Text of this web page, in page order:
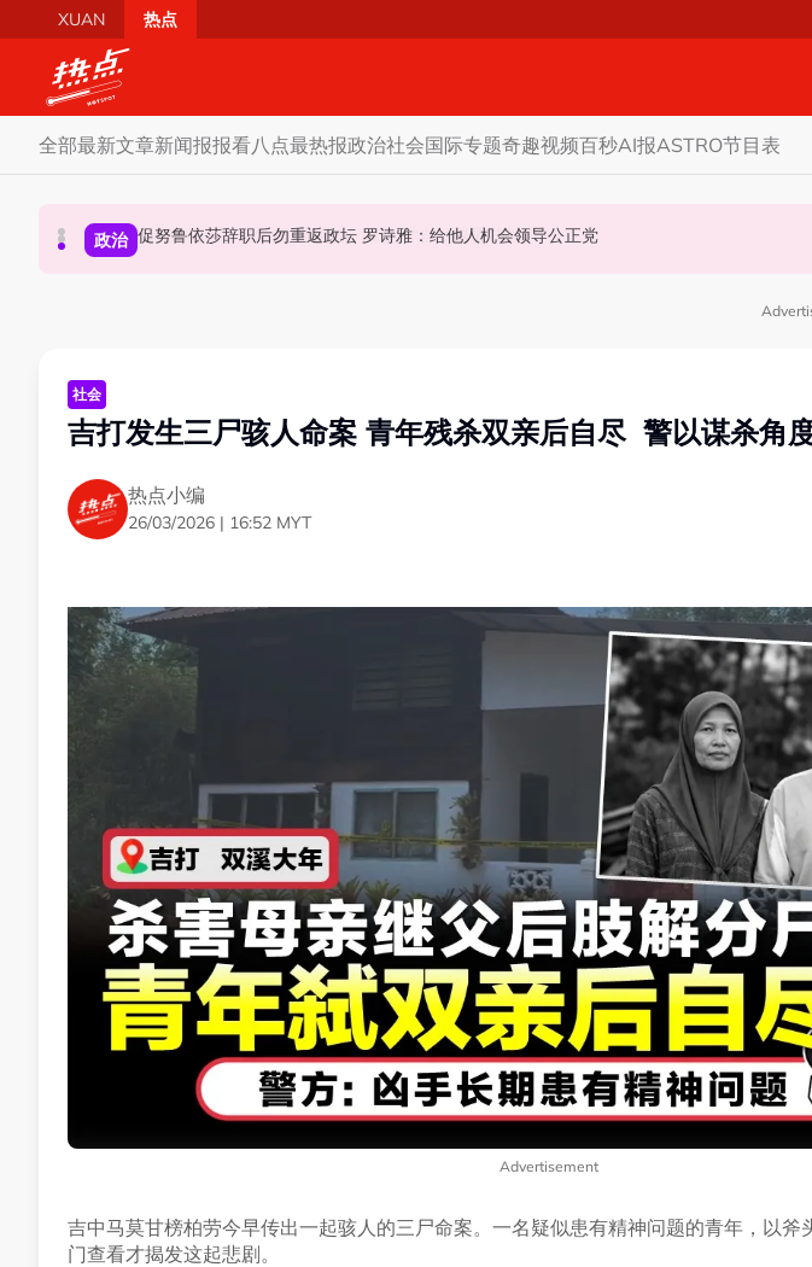
Skip to main content
XUAN 热点
全部最新文章新闻报报看八点最热报政治社会国际专题奇趣视频百秒AI报ASTRO节目表
政治 炮轰哈迪不了解章程 阿兹敏：国盟无“自动退盟”规定
政治 促努鲁依莎辞职后勿重返政坛 罗诗雅：给他人机会领导公正党
国际 泰校园枪击案酿8师生亡 枪手疑遭长期遭霸凌成导火索
社会
吉打发生三尸骇人命案 青年残杀双亲后自尽 警以谋杀角
热点小编
26/03/2026 | 16:52 MYT
Advertisement
吉中马莫甘榜柏劳今早传出一起骇人的三尸命案。一名疑似患有精神问题的青年，以斧
门查看才揭发这起悲剧。